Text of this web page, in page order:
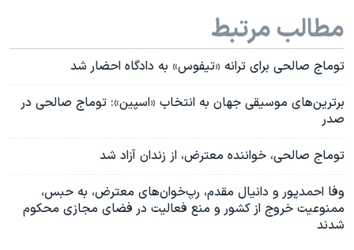
مطالب مرتبط
توماج صالحی برای ترانه «تیفوس» به دادگاه احضار شد
برترین‌های موسیقی جهان به انتخاب «اسپین»: توماج صالحی در
صدر
توماج صالحی، خواننده معترض، از زندان آزاد شد
وفا احمدپور و دانیال مقدم، رپ‌خوان‌های معترض، به حبس،
ممنوعیت خروج از کشور و منع فعالیت در فضای مجازی محکوم
شدند